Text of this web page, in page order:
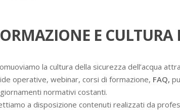
E CULTURA
la cultura della sicurezza dell’acqua
operative, webinar, corsi di formazione, FAQ,
normativi costanti.
a disposizione contenuti realizzati da